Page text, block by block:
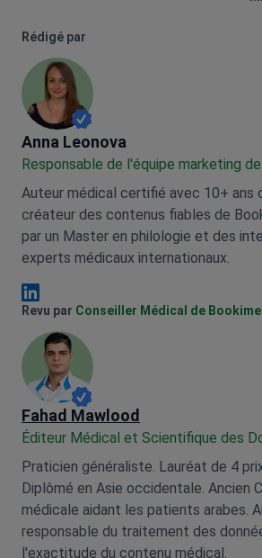
Rédigé par
Anna Leonova
Anna Leonova
Responsable de l'équipe marketing
Auteur médical certifié avec 10+ ans
créateur des contenus fiables de
par un Master en philologie et des
experts médicaux internationaux.
Anna Leonova Linkedin
Revu par Conseiller Médical de
Fahad Mawlood
Éditeur Médical et Scientifique des
Praticien généraliste. Lauréat de 4
Diplômé en Asie occidentale. Ancien
médicale aidant les patients arabes.
responsable du traitement des
l'exactitude du contenu médical.